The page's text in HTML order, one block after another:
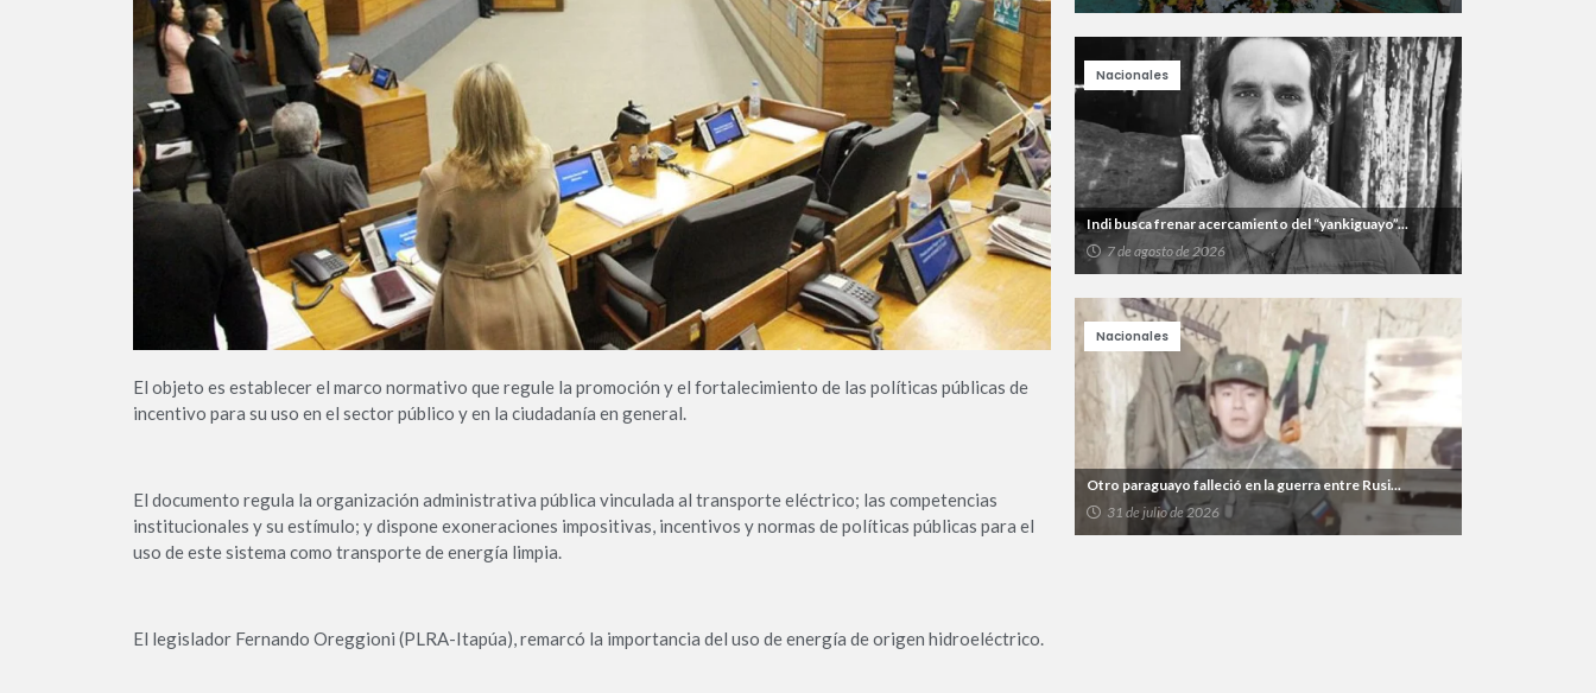
El objeto es establecer el marco normativo que regule la promoción y el fortalecimiento de las políticas públicas de
incentivo para su uso en el sector público y en la ciudadanía en general.
El documento regula la organización administrativa pública vinculada al transporte eléctrico; las competencias
institucionales y su estímulo; y dispone exoneraciones impositivas, incentivos y normas de políticas públicas para el
uso de este sistema como transporte de energía limpia.
El legislador Fernando Oreggioni (PLRA-Itapúa), remarcó la importancia del uso de energía de origen hidroeléctrico.
Indi busca frenar acercamiento del “yankiguayo”...
7 de agosto de 2026
Nacionales
Otro paraguayo falleció en la guerra entre Rusi...
31 de julio de 2026
Nacionales